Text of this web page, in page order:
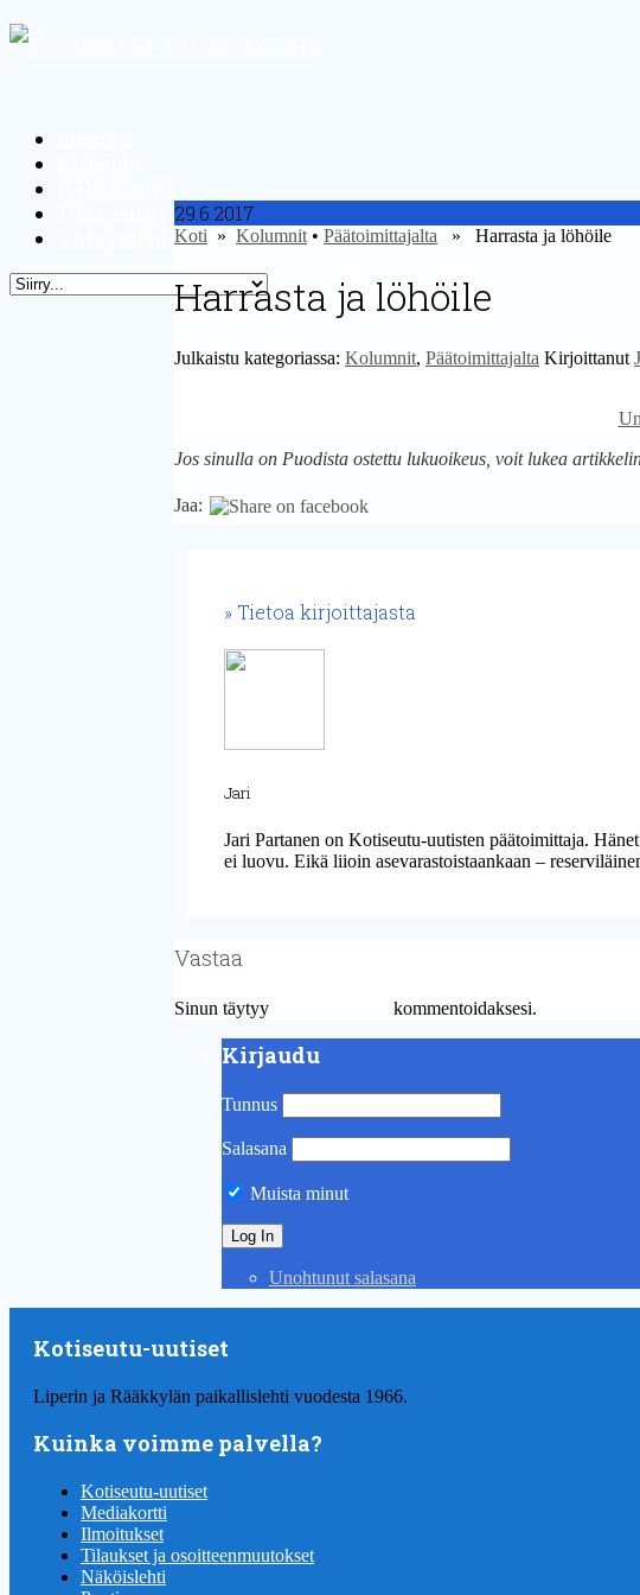
Yhteystiedot
29.6.2017
Koti » Kolumnit • Päätoimittajalta » Harrasta ja löhöile
Harrasta ja löhöile
Julkaistu kategoriassa: Kolumnit, Päätoimittajalta Kirjoittanut
Jos sinulla on Puodista ostettu lukuoikeus, voit lukea
Jaa:
Tietoa kirjoittajasta
Jari
Jari Partanen on Kotiseutu-uutisten päätoimittaja.
ei luovu. Eikä liioin asevarastoistaankaan –
Vastaa
Sinun täytyy kommentoidaksesi.
Kirjaudu
Tunnus
Salasana
Muista minut
Unohtunut salasana
Kotiseutu-uutiset
Liperin ja Rääkkylän paikallislehti vuodesta 1966.
Kuinka voimme palvella?
Kotiseutu-uutiset
Mediakortti
Ilmoitukset
Tilaukset ja osoitteenmuutokset
Näköislehti